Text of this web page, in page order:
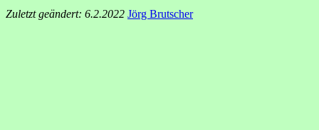
Zuletzt geändert: 6.2.2022 Jörg Brutscher